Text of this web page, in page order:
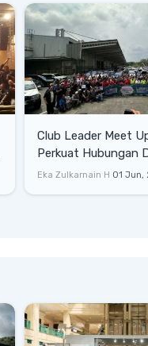
Club Leader Meet
Perkuat Hubungan
Dengan Komunitas
Eka Zulkarnain H 01 Jun,